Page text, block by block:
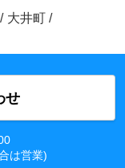
/ 大井町 /
せ
は営業)